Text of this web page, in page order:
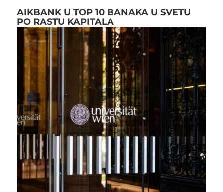
AIKBANK U TOP 10 BANAKA U SVETU
PO RASTU KAPITALA